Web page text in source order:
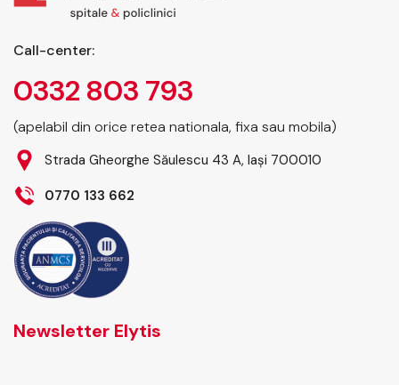
Call-center:
0332 803 793
(apelabil din orice retea nationala, fixa sau mobila)
Strada Gheorghe Săulescu 43 A, Iași 700010
0770 133 662
Newsletter Elytis